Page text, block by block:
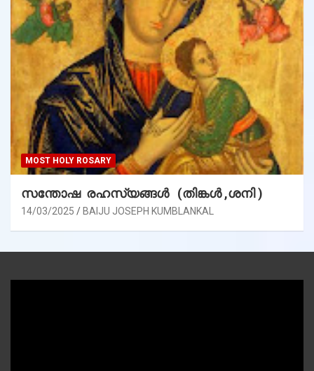
MOST HOLY ROSARY
സന്തോഷ രഹസ്യങ്ങൾ (തിങ്കൾ ,ശനി )
14/03/2025 BAIJU JOSEPH KUMBLANKAL